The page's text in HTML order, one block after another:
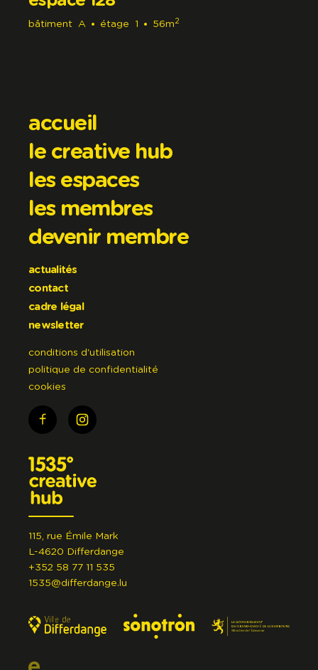
bâtiment A étage 1 56m 2
accueil
le creative hub
les espaces
les membres
devenir membre
actualités
contact
cadre légal
newsletter
conditions d'utilisation
politique de confidentialité
cookies
115, rue Émile Mark
L-4620 Differdange
+352 58 77 11 535
1535@differdange.lu